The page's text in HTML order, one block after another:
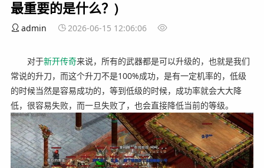
最重要的是什么？)
admin 2026-06-15 12:06:06
对于新开传奇来说，所有的武器都是可以升级的，也就是我们
常说的升刀，而这个升刀不是100%成功，是有一定机率的，低级
的时候当然是容易成功的，等到低级的时候，成功率就会大大降
低，很容易失败，而一旦失败了，也会直接降低当前的等级。